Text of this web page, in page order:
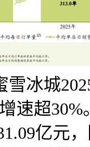
雪冰城
速超
亿元